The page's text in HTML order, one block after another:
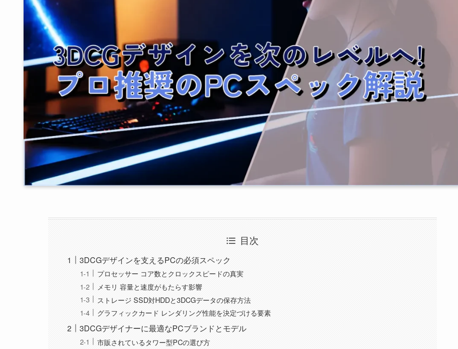
目次
3DCGデザインを支えるPCの必須スペック
プロセッサー コア数とクロックスピードの真実
メモリ 容量と速度がもたらす影響
ストレージ SSD対HDDと3DCGデータの保存方法
グラフィックカード レンダリング性能を決定づける要素
3DCGデザイナーに最適なPCブランドとモデル
市販されているタワー型PCの選び方